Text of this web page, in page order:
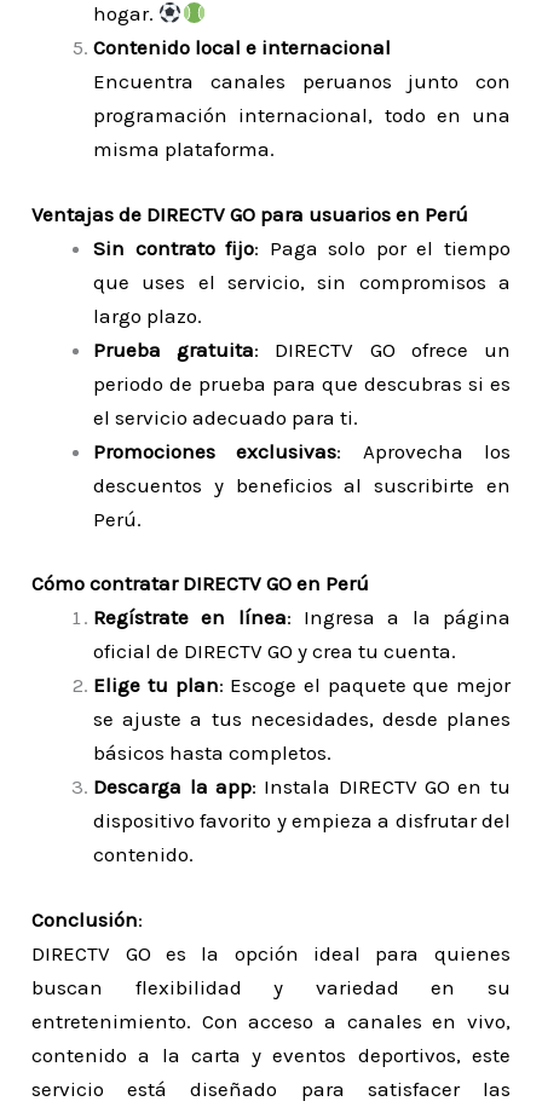
hogar.
Contenido local e internacional
Encuentra canales peruanos junto con
programación internacional, todo en una
misma plataforma.
Ventajas de DIRECTV GO para usuarios en Perú
Sin contrato fijo: Paga solo por el tiempo
que uses el servicio, sin compromisos a
largo plazo.
Prueba gratuita: DIRECTV GO ofrece un
periodo de prueba para que descubras si es
el servicio adecuado para ti.
Promociones exclusivas: Aprovecha los
descuentos y beneficios al suscribirte en
Perú.
Cómo contratar DIRECTV GO en Perú
Regístrate en línea: Ingresa a la página
oficial de DIRECTV GO y crea tu cuenta.
Elige tu plan: Escoge el paquete que mejor
se ajuste a tus necesidades, desde planes
básicos hasta completos.
Descarga la app: Instala DIRECTV GO en tu
dispositivo favorito y empieza a disfrutar del
contenido.
Conclusión:
DIRECTV GO es la opción ideal para quienes
buscan flexibilidad y variedad en su
entretenimiento. Con acceso a canales en vivo,
contenido a la carta y eventos deportivos, este
servicio está diseñado para satisfacer las